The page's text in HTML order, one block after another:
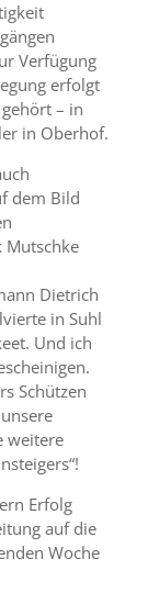
Verfügung
erfolgt
– in
in Oberhof.
dem Bild
Mutschke
Dietrich
in Suhl
Und ich
Schützen
weitere
Erfolg
auf die
Woche